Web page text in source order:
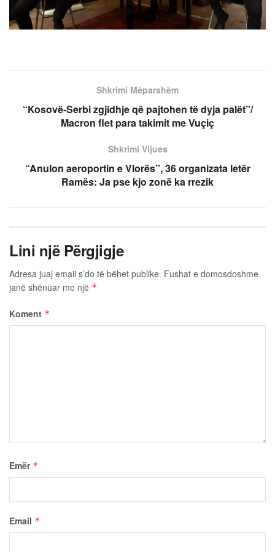
Shkrimi Mëparshëm
“Kosovë-Serbi zgjidhje që pajtohen të dyja palët”/
Macron flet para takimit me Vuçiç
Shkrimi Vijues
“Anulon aeroportin e Vlorës”, 36 organizata letër
Ramës: Ja pse kjo zonë ka rrezik
Lini një Përgjigje
Adresa juaj email s’do të bëhet publike. Fushat e domosdoshme
janë shënuar me një *
Koment *
Emër *
Email *